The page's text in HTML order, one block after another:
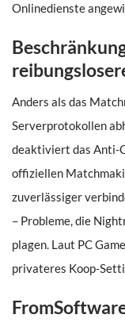
Onlinedienste
Anders als das
Serverprotokollen
deaktiviert das Anti-
offiziellen
zuverlässiger
– Probleme, die
plagen. Laut PC
privateres Koop-